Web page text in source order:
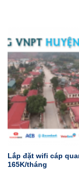
Lắp đặt wifi cáp
165K/tháng